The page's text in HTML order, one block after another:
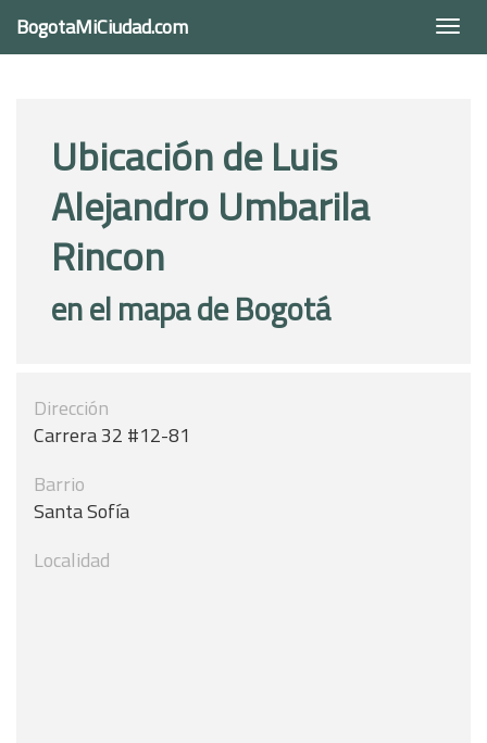
BogotaMiCiudad.com
Ubicación de Luis
Alejandro Umbarila
Rincon
en el mapa de Bogotá
Dirección
Carrera 32 #12-81
Barrio
Santa Sofía
Localidad